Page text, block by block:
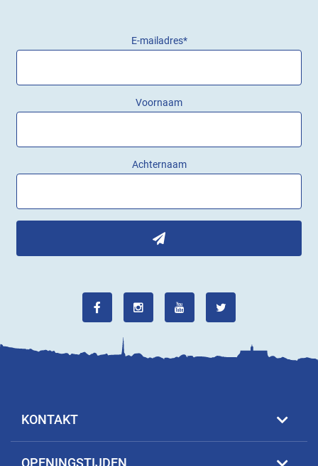
E-mailadres*
Voornaam
Achternaam
KONTAKT
OPENINGSTIJDEN